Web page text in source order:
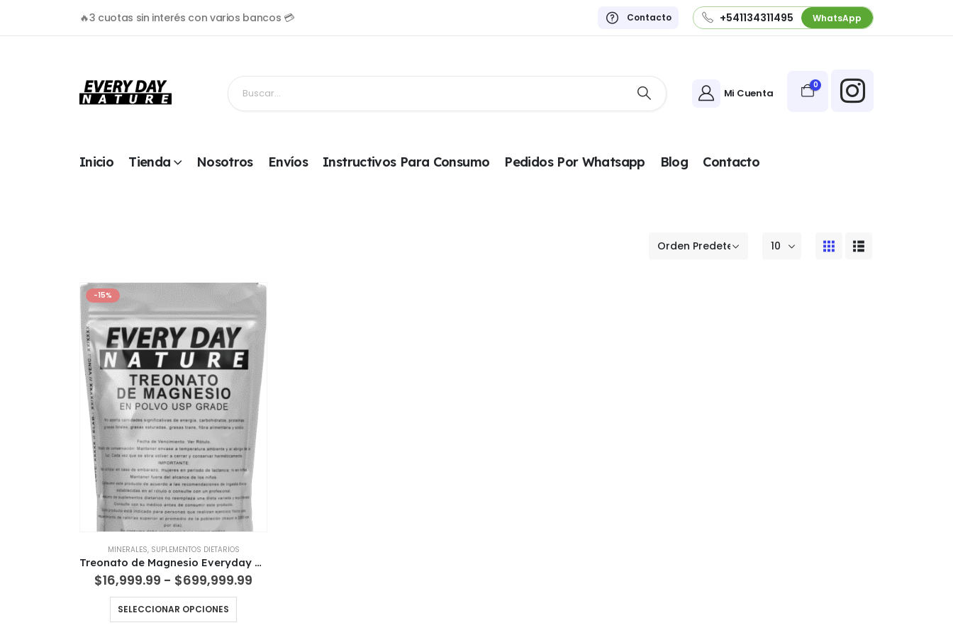
🔥3 cuotas sin interés con varios bancos 💳 Contacto +541134311495 WhatsApp
Mi Cuenta
0
Inicio Tienda Nosotros Envíos Instructivos Para Consumo Pedidos Por Whatsapp Blog Contacto
-15%
MINERALES, SUPLEMENTOS DIETARIOS
Treonato de Magnesio Everyday Nature – Materia Prima Pura
$16,999.99 - $699,999.99
SELECCIONAR OPCIONES
producto